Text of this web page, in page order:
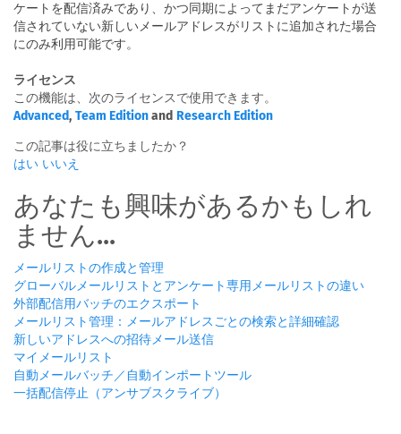
ケートを配信済みであり、かつ同期によってまだアンケートが送
信されていない新しいメールアドレスがリストに追加された場合
にのみ利用可能です。
ライセンス
この機能は、次のライセンスで使用できます。
Advanced, Team Editionand Research Edition
この記事は役に立ちましたか？
はい いいえ
あなたも興味があるかもしれ
ません...
メールリストの作成と管理
グローバルメールリストとアンケート専用メールリストの違い
外部配信用バッチのエクスポート
メールリスト管理：メールアドレスごとの検索と詳細確認
新しいアドレスへの招待メール送信
マイメールリスト
自動メールバッチ／自動インポートツール
一括配信停止（アンサブスクライブ）